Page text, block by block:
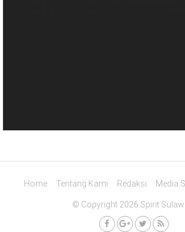
Home Tentang Kami Redaksi Media
© Copyright 2026 Spirit